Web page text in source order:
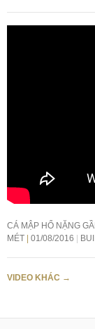
CÁ MẬP HỔ NẶNG
MÉT
01/08/2016 BUI
VIDEO KHÁC →